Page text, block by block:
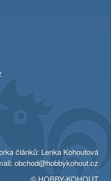
článků: Lenka Kohoutová
obchod@hobbykohout.cz
© HOBBY-KOHOUT